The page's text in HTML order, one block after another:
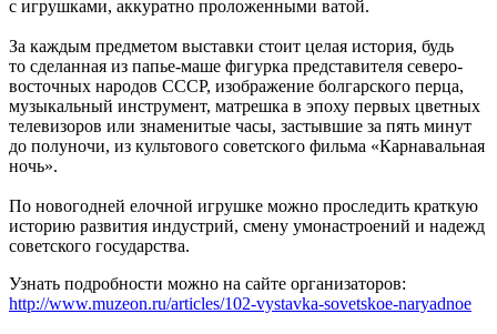
с игрушками, аккуратно проложенными ватой.
За каждым предметом выставки стоит целая история, будь
то сделанная из папье-маше фигурка представителя северо-
восточных народов СССР, изображение болгарского перца,
музыкальный инструмент, матрешка в эпоху первых цветных
телевизоров или знаменитые часы, застывшие за пять минут
до полуночи, из культового советского фильма «Карнавальная
ночь».
По новогодней елочной игрушке можно проследить краткую
историю развития индустрий, смену умонастроений и надежд
советского государства.
Узнать подробности можно на сайте организаторов:
http://www.muzeon.ru/articles/102-vystavka-sovetskoe-naryadnoe